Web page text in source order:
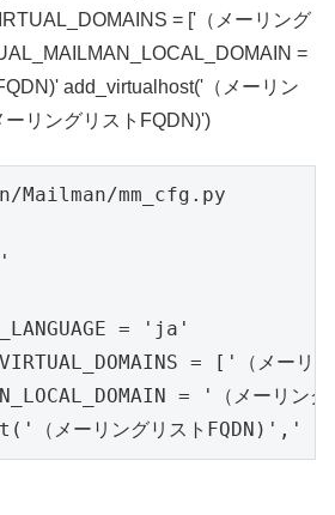
= ['（メーリング
=
add_virtualhost('（メーリン
リングリストFQDN)')
Mailman/mm_cfg.py
= 'ja'
= ['（メーリ
= '（メーリン